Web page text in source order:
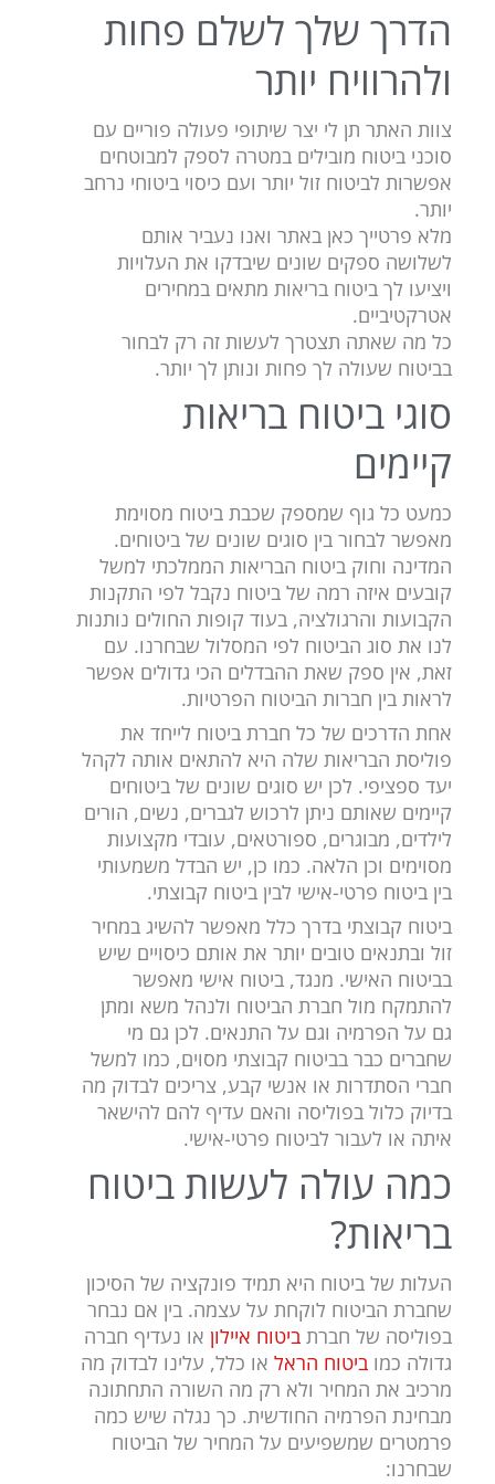
הדרך שלך לשלם פחות
ולהרוויח יותר
צוות האתר תן לי יצר שיתופי פעולה פוריים עם
סוכני ביטוח מובילים במטרה לספק למבוטחים
אפשרות לביטוח זול יותר ועם כיסוי ביטוחי נרחב
יותר.
מלא פרטייך כאן באתר ואנו נעביר אותם
לשלושה ספקים שונים שיבדקו את העלויות
ויציעו לך ביטוח בריאות מתאים במחירים
אטרקטיביים.
כל מה שאתה תצטרך לעשות זה רק לבחור
בביטוח שעולה לך פחות ונותן לך יותר.
סוגי ביטוח בריאות
קיימים
כמעט כל גוף שמספק שכבת ביטוח מסוימת
מאפשר לבחור בין סוגים שונים של ביטוחים.
המדינה וחוק ביטוח הבריאות הממלכתי למשל
קובעים איזה רמה של ביטוח נקבל לפי התקנות
הקבועות והרגולציה, בעוד קופות החולים נותנות
לנו את סוג הביטוח לפי המסלול שבחרנו. עם
זאת, אין ספק שאת ההבדלים הכי גדולים אפשר
לראות בין חברות הביטוח הפרטיות.
אחת הדרכים של כל חברת ביטוח לייחד את
פוליסת הבריאות שלה היא להתאים אותה לקהל
יעד ספציפי. לכן יש סוגים שונים של ביטוחים
קיימים שאותם ניתן לרכוש לגברים, נשים, הורים
לילדים, מבוגרים, ספורטאים, עובדי מקצועות
מסוימים וכן הלאה. כמו כן, יש הבדל משמעותי
בין ביטוח פרטי-אישי לבין ביטוח קבוצתי.
ביטוח קבוצתי בדרך כלל מאפשר להשיג במחיר
זול ובתנאים טובים יותר את אותם כיסויים שיש
בביטוח האישי. מנגד, ביטוח אישי מאפשר
להתמקח מול חברת הביטוח ולנהל משא ומתן
גם על הפרמיה וגם על התנאים. לכן גם מי
שחברים כבר בביטוח קבוצתי מסוים, כמו למשל
חברי הסתדרות או אנשי קבע, צריכים לבדוק מה
בדיוק כלול בפוליסה והאם עדיף להם להישאר
איתה או לעבור לביטוח פרטי-אישי.
כמה עולה לעשות ביטוח
בריאות?
העלות של ביטוח היא תמיד פונקציה של הסיכון
שחברת הביטוח לוקחת על עצמה. בין אם נבחר
בפוליסה של חברת ביטוח איילון או נעדיף חברה
גדולה כמו ביטוח הראלאו כלל, עלינו לבדוק מה
מרכיב את המחיר ולא רק מה השורה התחתונה
מבחינת הפרמיה החודשית. כך נגלה שיש כמה
פרמטרים שמשפיעים על המחיר של הביטוח
שבחרנו: